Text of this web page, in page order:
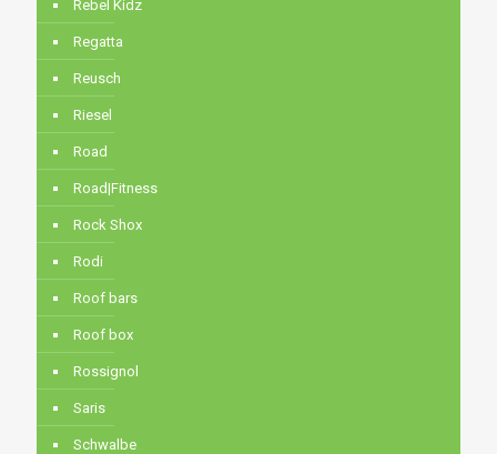
Rebel Kidz
Regatta
Reusch
Riesel
Road
Road|Fitness
Rock Shox
Rodi
Roof bars
Roof box
Rossignol
Saris
Schwalbe